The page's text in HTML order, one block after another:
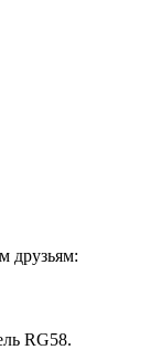
друзьям:
RG58.